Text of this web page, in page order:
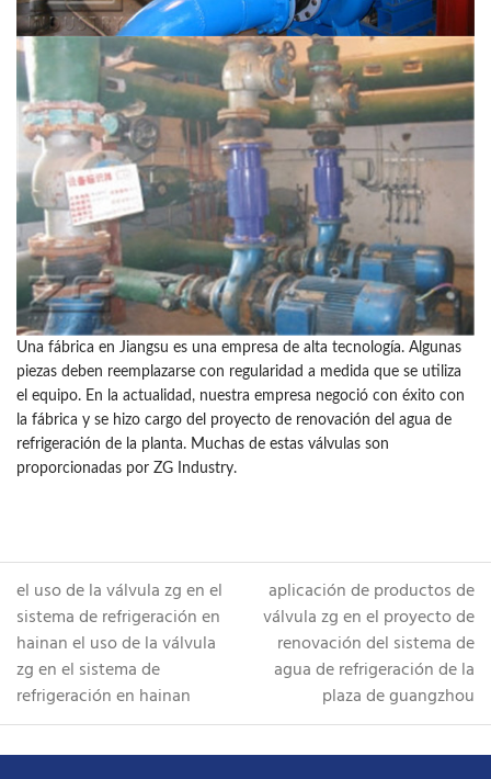
Una fábrica en Jiangsu es una empresa de alta tecnología. Algunas
piezas deben reemplazarse con regularidad a medida que se utiliza
el equipo. En la actualidad, nuestra empresa negoció con éxito con
la fábrica y se hizo cargo del proyecto de renovación del agua de
refrigeración de la planta. Muchas de estas válvulas son
proporcionadas por ZG Industry.
el uso de la válvula zg en el
sistema de refrigeración en
hainanel uso de la válvula
zg en el sistema de
refrigeración en hainan
aplicación de productos de
válvula zg en el proyecto de
renovación del sistema de
agua de refrigeración de la
plaza de guangzhou